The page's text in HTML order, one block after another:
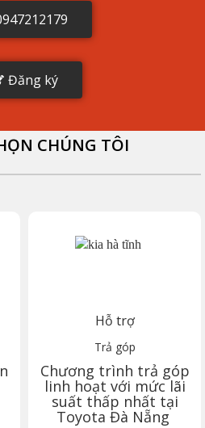
Đăng ký
CHÚNG TÔI
Hỗ trợ
Trả góp
Chương trình trả góp
linh hoạt với mức lãi
suất thấp nhất tại
Toyota Đà Nẵng